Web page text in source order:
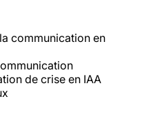
communication en
de crise en IAA